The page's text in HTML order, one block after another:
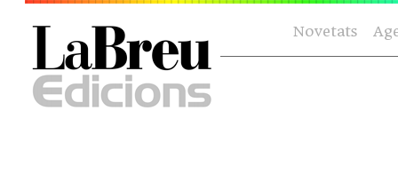
Novetats